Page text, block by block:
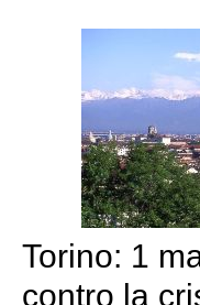
Torino: 1
contro la